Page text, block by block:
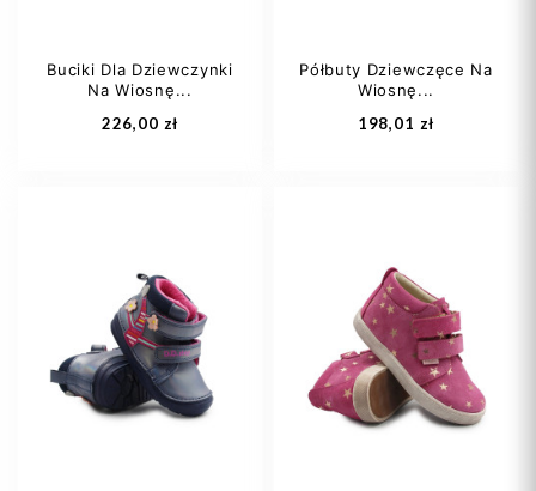
Dodaj do koszyka Dodaj do koszyka
Buciki Dla Dziewczynki
Na Wiosnę...
226,00 zł
20
Półbuty Dziewczęce Na
Wiosnę...
198,01 zł
30 31